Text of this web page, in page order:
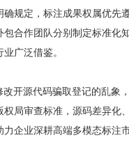
规定，标注成果权属优先
合作团队分别制定标准化
广泛借鉴。
开源代码骗取登记的乱象
局审查标准，源码差异化
企业深耕高端多模态标注市